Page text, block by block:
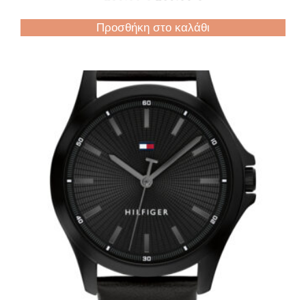
Προσθήκη στο καλάθι